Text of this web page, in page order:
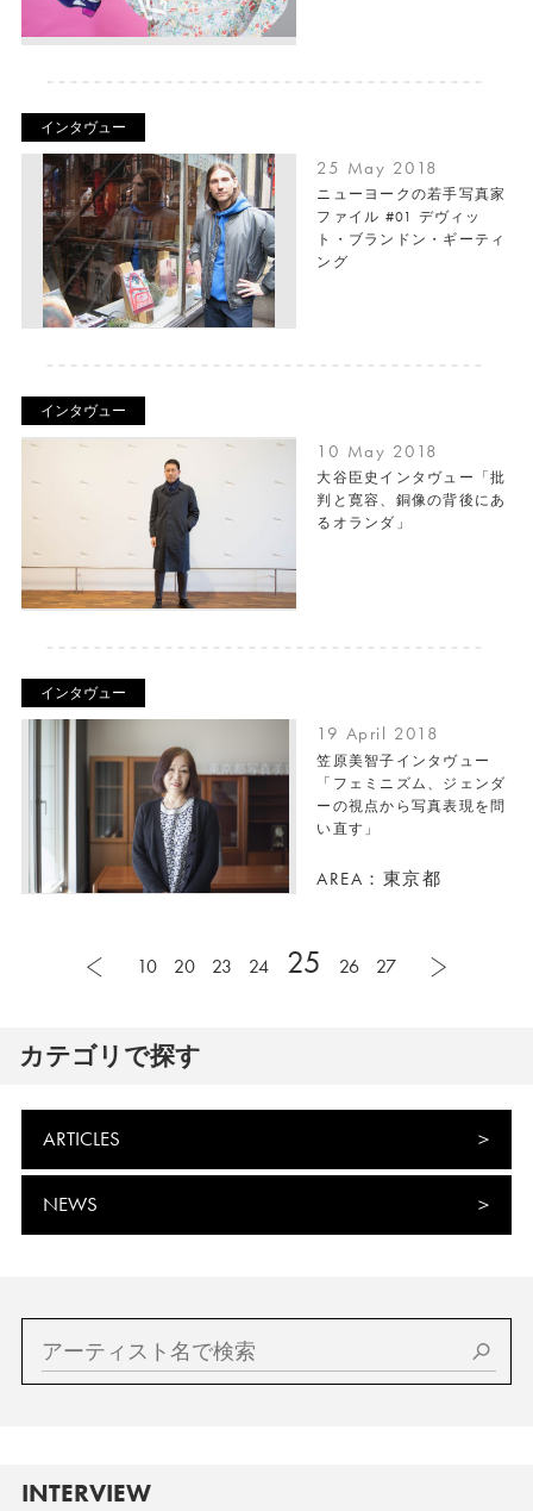
インタヴュー
25 May 2018
ニューヨークの若手写真家
ファイル #01 デヴィッ
ト・ブランドン・ギーティ
ング
インタヴュー
10 May 2018
大谷臣史インタヴュー「批
判と寛容、銅像の背後にあ
るオランダ」
インタヴュー
19 April 2018
笠原美智子インタヴュー
「フェミニズム、ジェンダ
ーの視点から写真表現を問
い直す」
AREA：東京都
10 20 23 24 25 26 27
カテゴリで探す
ARTICLES
NEWS
INTERVIEW